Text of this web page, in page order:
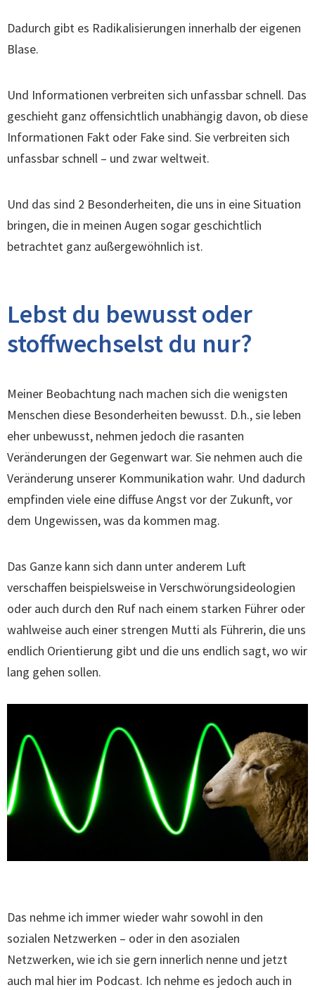
Dadurch gibt es Radikalisierungen innerhalb der eigenen
Blase.
Und Informationen verbreiten sich unfassbar schnell. Das
geschieht ganz offensichtlich unabhängig davon, ob diese
Informationen Fakt oder Fake sind. Sie verbreiten sich
unfassbar schnell – und zwar weltweit.
Und das sind 2 Besonderheiten, die uns in eine Situation
bringen, die in meinen Augen sogar geschichtlich
betrachtet ganz außergewöhnlich ist.
Lebst du bewusst oder
stoffwechselst du nur?
Meiner Beobachtung nach machen sich die wenigsten
Menschen diese Besonderheiten bewusst. D.h., sie leben
eher unbewusst, nehmen jedoch die rasanten
Veränderungen der Gegenwart war. Sie nehmen auch die
Veränderung unserer Kommunikation wahr. Und dadurch
empfinden viele eine diffuse Angst vor der Zukunft, vor
dem Ungewissen, was da kommen mag.
Das Ganze kann sich dann unter anderem Luft
verschaffen beispielsweise in Verschwörungsideologien
oder auch durch den Ruf nach einem starken Führer oder
wahlweise auch einer strengen Mutti als Führerin, die uns
endlich Orientierung gibt und die uns endlich sagt, wo wir
lang gehen sollen.
Das nehme ich immer wieder wahr sowohl in den
sozialen Netzwerken – oder in den asozialen
Netzwerken, wie ich sie gern innerlich nenne und jetzt
auch mal hier im Podcast. Ich nehme es jedoch auch in